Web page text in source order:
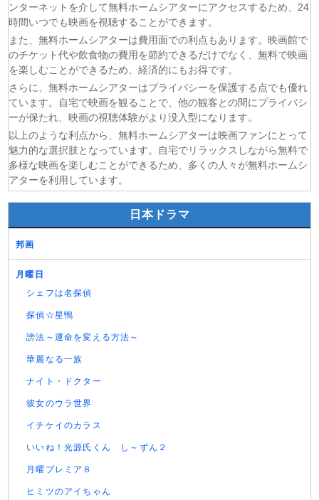
ンターネットを介して無料ホームシアターにアクセスするため、24
時間いつでも映画を視聴することができます。
また、無料ホームシアターは費用面での利点もあります。映画館で
のチケット代や飲食物の費用を節約できるだけでなく、無料で映画
を楽しむことができるため、経済的にもお得です。
さらに、無料ホームシアターはプライバシーを保護する点でも優れ
ています。自宅で映画を観ることで、他の観客との間にプライバシ
ーが保たれ、映画の視聴体験がより没入型になります。
以上のような利点から、無料ホームシアターは映画ファンにとって
魅力的な選択肢となっています。自宅でリラックスしながら無料で
多様な映画を楽しむことができるため、多くの人々が無料ホームシ
アターを利用しています。
日本ドラマ
邦画
月曜日
シェフは名探偵
探偵☆星鴨
謗法～運命を変える方法～
華麗なる一族
ナイト・ドクター
彼女のウラ世界
イチケイのカラス
いいね！光源氏くん し～ずん２
月曜プレミア８
ヒミツのアイちゃん